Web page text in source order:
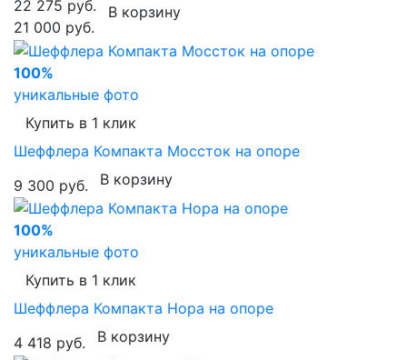
22 275 руб.
21 000 руб.
В корзину
100%
уникальные фото
Купить в 1 клик
Шеффлера Компакта Моссток на опоре
9 300 руб.
В корзину
100%
уникальные фото
Купить в 1 клик
Шеффлера Компакта Нора на опоре
4 418 руб.
В корзину